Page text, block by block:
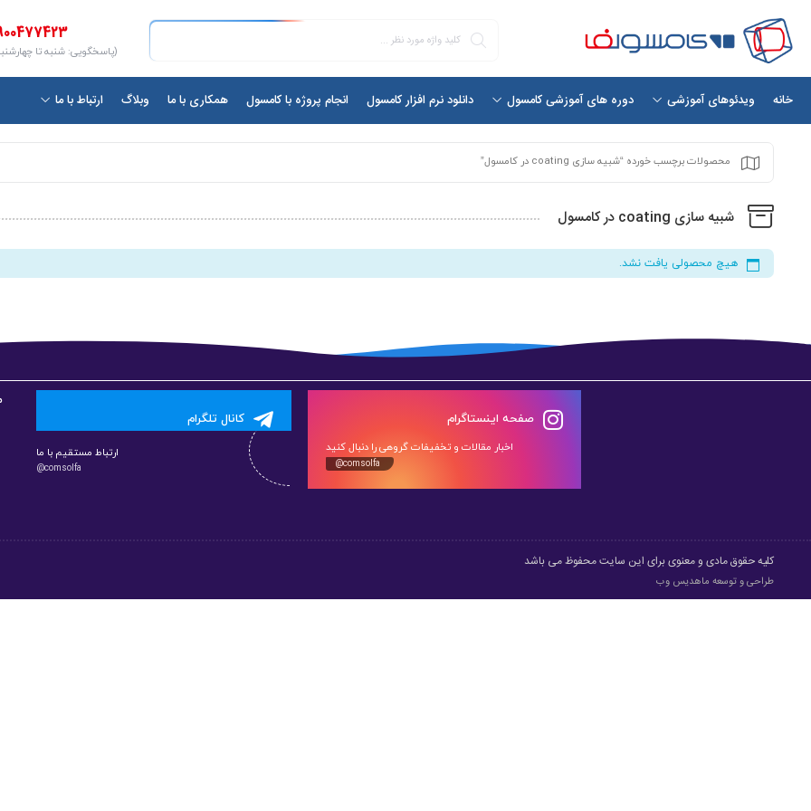
(پاسخگویی: شنبه تا چهارشنبه ۱۰ الی
خانه ویدئوهای آموزشی دوره های آموزشی کامسول دانلود نرم افزار کامسول انجام پروژه با کامسول همکاری با ما وبلاگ ارتباط با ما
محصولات برچسب خورده “شبیه سازی coating در کامسول”
شبیه سازی coating در کامسول
هیچ محصولی یافت نشد.
صفحه اینستاگرام
اخبار مقالات و تخفیفات گروهی را دنبال کنید
@comsolfa
کانال تلگرام
ارتباط مستقیم با ما
@comsolfa
کلیه حقوق مادی و معنوی برای این سایت محفوظ می باشد
طراحی و توسعه ماهدیس وب